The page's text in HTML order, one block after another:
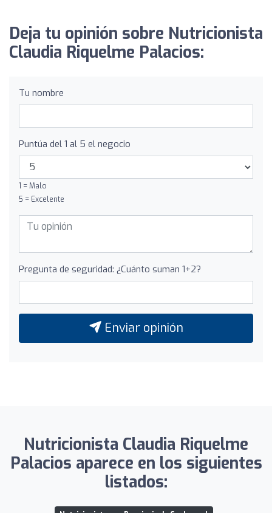
Deja tu opinión sobre Nutricionista
Claudia Riquelme Palacios:
Tu nombre
Puntúa del 1 al 5 el negocio
1 = Malo
5 = Excelente
Pregunta de seguridad: ¿Cuánto suman 1+2?
Enviar opinión
Nutricionista Claudia Riquelme
Palacios aparece en los siguientes
listados: